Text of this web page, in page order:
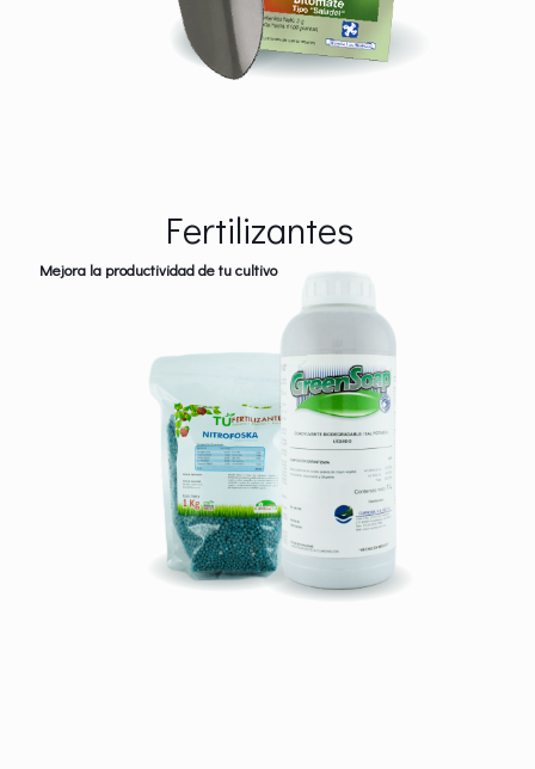
Fertilizantes
Mejora la productividad de tu cultivo